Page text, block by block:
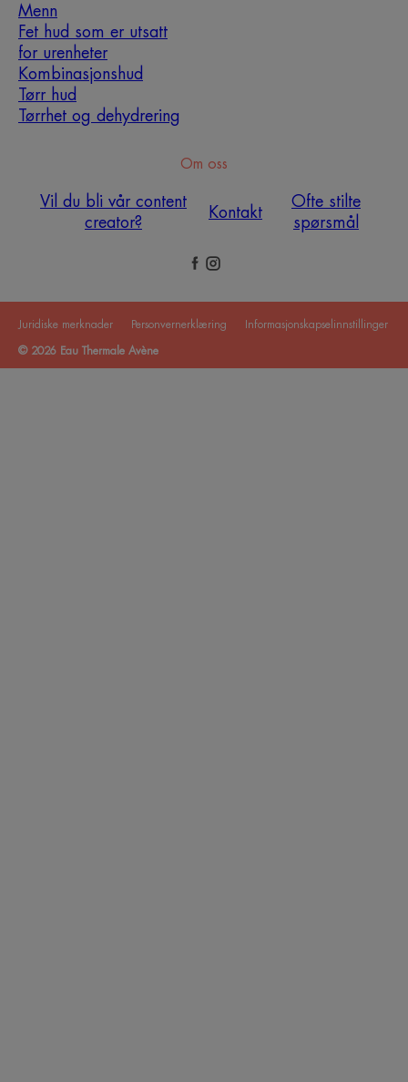
Menn
Fet hud som er utsatt
for urenheter
Kombinasjonshud
Tørr hud
Tørrhet og dehydrering
Om oss
Vil du bli vår content
creator?
Kontakt
Ofte stilte
spørsmål
Juridiske merknader Personvernerklæring Informasjonskapselinnstillinger
© 2026 Eau Thermale Avène